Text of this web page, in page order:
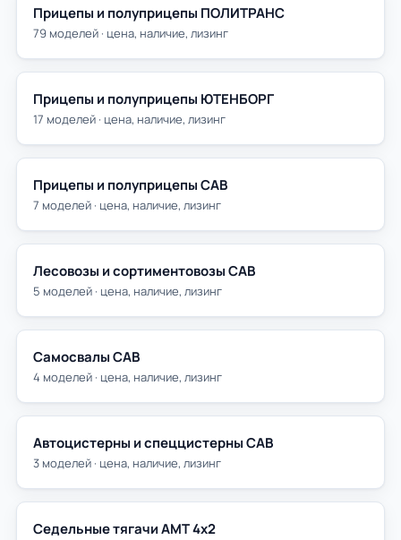
Прицепы и полуприцепы ПОЛИТРАНС
79 моделей · цена, наличие, лизинг
Прицепы и полуприцепы ЮТЕНБОРГ
17 моделей · цена, наличие, лизинг
Прицепы и полуприцепы САВ
7 моделей · цена, наличие, лизинг
Лесовозы и сортиментовозы САВ
5 моделей · цена, наличие, лизинг
Самосвалы САВ
4 моделей · цена, наличие, лизинг
Автоцистерны и спеццистерны САВ
3 моделей · цена, наличие, лизинг
Седельные тягачи АМТ 4х2